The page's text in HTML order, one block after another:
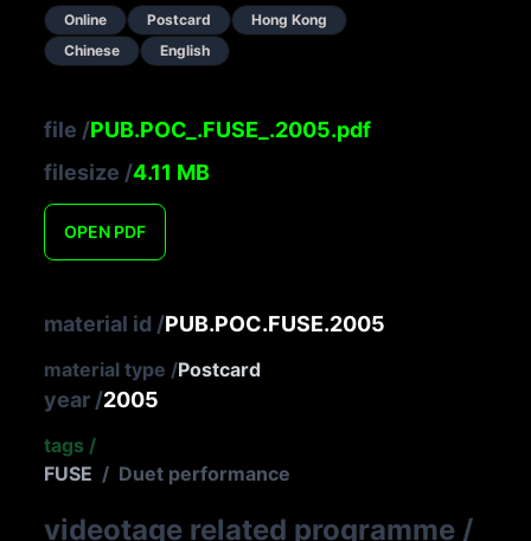
Online Postcard
Hong Kong
Chinese
English
file /PUB.POC_.FUSE_.2005.pdf
filesize /4.11 MB
OPEN PDF
material id /PUB.POC.FUSE.2005
material type /Postcard
year /2005
tags /
FUSE / Duet performance
videotage related programme /